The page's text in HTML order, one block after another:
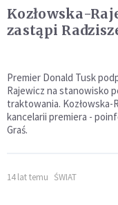
Kozłowska-
zastąpi
Premier Donald Tusk
Rajewicz na stanowisko
traktowania.
kancelarii premiera -
Graś.
14 lat temu ŚWIAT